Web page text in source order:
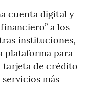
cuenta digital y
a los
instituciones,
plataforma para
tarjeta de crédito
más